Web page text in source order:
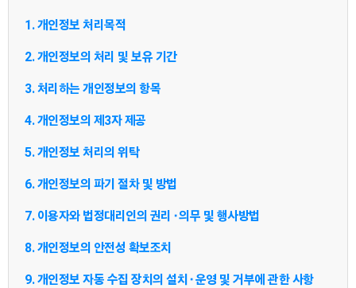
1. 개인정보 처리목적
2. 개인정보의 처리 및 보유 기간
3. 처리하는 개인정보의 항목
4. 개인정보의 제3자 제공
5. 개인정보 처리의 위탁
6. 개인정보의 파기 절차 및 방법
7. 이용자와 법정대리인의 권리⬝의무 및 행사방법
8. 개인정보의 안전성 확보조치
9. 개인정보 자동 수집 장치의 설치⬝운영 및 거부에 관한 사항